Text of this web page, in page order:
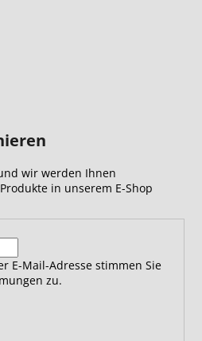
wir werden Ihnen
in unserem E-Shop
E-Mail-Adresse stimmen Sie
zu.